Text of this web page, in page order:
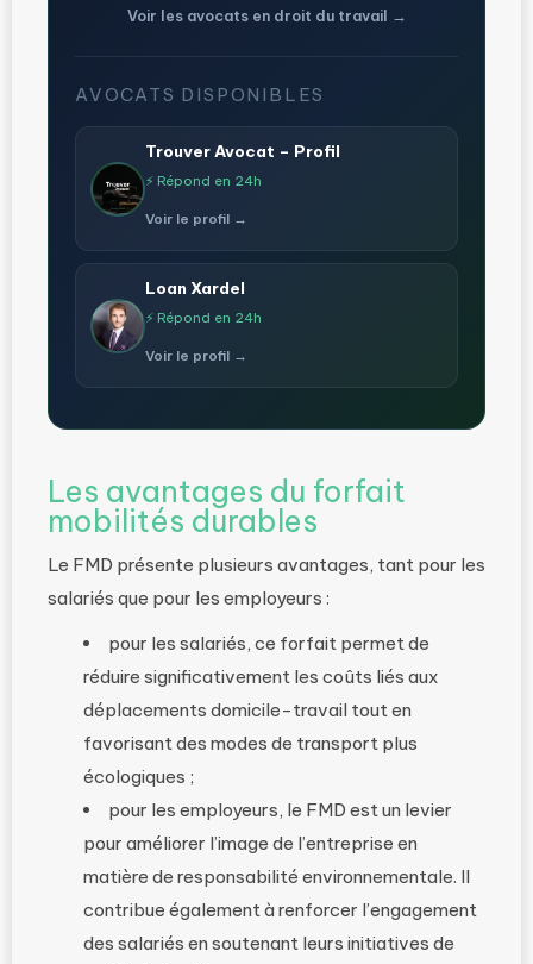
Voir les avocats en droit du travail →
AVOCATS DISPONIBLES
Trouver Avocat – Profil
⚡ Répond en 24h
Voir le profil →
Loan Xardel
⚡ Répond en 24h
Voir le profil →
Les avantages du forfait
mobilités durables
Le FMD présente plusieurs avantages, tant pour les
salariés que pour les employeurs :
pour les salariés, ce forfait permet de
réduire significativement les coûts liés aux
déplacements domicile-travail tout en
favorisant des modes de transport plus
écologiques ;
pour les employeurs, le FMD est un levier
pour améliorer l’image de l’entreprise en
matière de responsabilité environnementale. Il
contribue également à renforcer l’engagement
des salariés en soutenant leurs initiatives de